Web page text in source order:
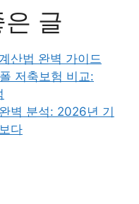
글
산법 완벽 가이드
저축보험 비교:
벽 분석: 2026년 기
다